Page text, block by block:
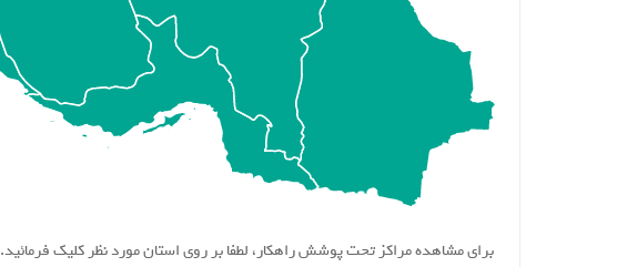
برای مشاهده مراکز تحت پوشش راهکار، لطفا بر روی استان مورد نظر کلیک فرمائید.